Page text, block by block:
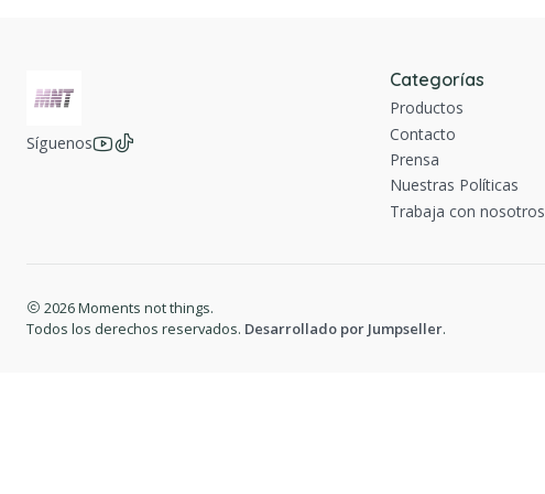
Síguenos
Categorías
Productos
Contacto
Prensa
Nuestras Políticas
Trabaja con nosotros
2026 Moments not things.
Todos los derechos reservados. Desarrollado por Jumpseller.